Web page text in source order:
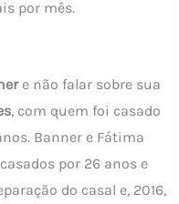
por mês.
e não falar sobre sua
, com quem foi casado
Banner e Fátima
por 26 anos e
do casal e, 2016,